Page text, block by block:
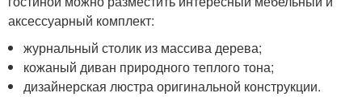
аксессуарный комплект:
журнальный столик из массива дерева;
кожаный диван природного теплого тона;
дизайнерская люстра оригинальной конструкции.